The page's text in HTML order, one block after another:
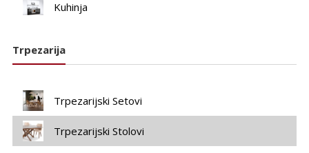
Kuhinja
Trpezarija
Trpezarijski Setovi
Trpezarijski Stolovi